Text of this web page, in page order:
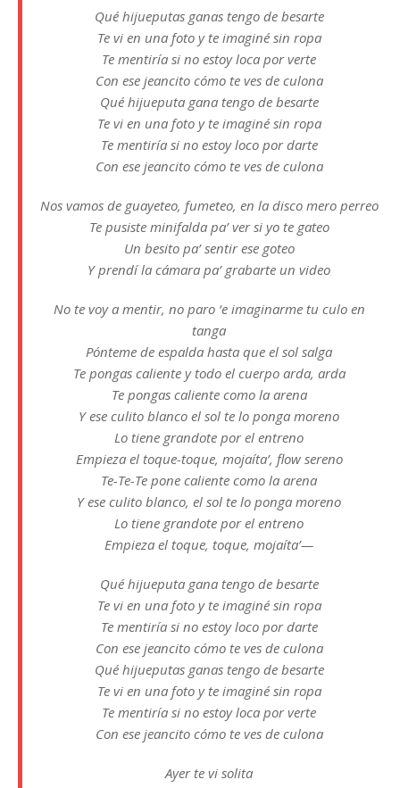
Qué hijueputas ganas tengo de besarte
Te vi en una foto y te imaginé sin ropa
Te mentiría si no estoy loca por verte
Con ese jeancito cómo te ves de culona
Qué hijueputa gana tengo de besarte
Te vi en una foto y tе imaginé sin ropa
Te mentiría si no estoy loco por dartе
Con ese jeancito cómo te ves de culona
Nos vamos de guayeteo, fumeteo, en la disco mero perreo
Te pusiste minifalda pa’ ver si yo te gateo
Un besito pa’ sentir ese goteo
Y prendí la cámara pa’ grabarte un video
No te voy a mentir, no paro ‘e imaginarme tu culo en
tanga
Pónteme de espalda hasta que el sol salga
Te pongas caliente y todo el cuerpo arda, arda
Te pongas caliente como la arena
Y ese culito blanco el sol te lo ponga moreno
Lo tiene grandote por el entreno
Empieza el toque-toque, mojaíta’, flow sereno
Te-Te-Te pone caliente como la arena
Y ese culito blanco, el sol te lo ponga moreno
Lo tiene grandote por el entreno
Empieza el toque, toque, mojaíta’—
Qué hijueputa gana tengo de besarte
Te vi en una foto y te imaginé sin ropa
Te mentiría si no estoy loco por darte
Con ese jeancito cómo te ves de culona
Qué hijueputas ganas tengo de besarte
Te vi en una foto y te imaginé sin ropa
Te mentiría si no estoy loca por verte
Con ese jeancito cómo te ves de culona
Ayer te vi solita